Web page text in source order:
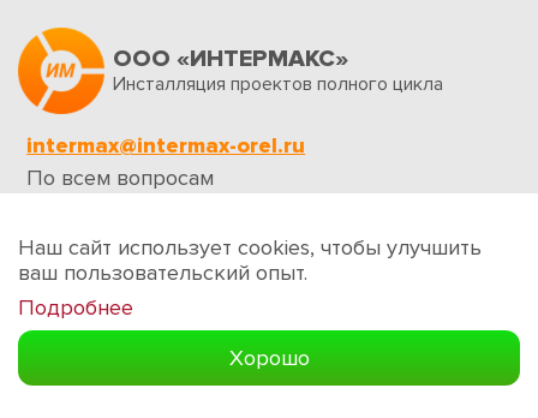
ООО «ИНТЕРМАКС»
Инсталляция проектов полного цикла
intermax@intermax-orel.ru
По всем вопросам
Обратная связь
Наш сайт использует cookies, чтобы улучшить
ваш пользовательский опыт.
Подробнее
Хорошо